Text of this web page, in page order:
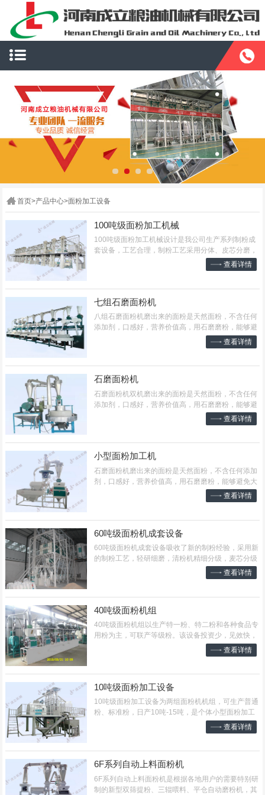
首页>产品中心>面粉加工设备
100吨级面粉加工机械
​100吨级面粉加工机械设计是我公司生产系列制粉成
套设备，工艺合理，制粉工艺采用分体、皮芯分磨，
提高面粉质量。其特点对厂房要求更低，耗电小、产
量高、降低了易损部件的消耗，维修更方便。...
查看详情
七组石磨面粉机
​八组石磨面粉机磨出来的面粉是天然面粉，不含任何
添加剂，口感好，营养价值高，用石磨磨粉，能够避
免大型机械生产面粉时高温高压对面粉营养的破坏，
从而更多保留了面粉中的营养成分。...
查看详情
石磨面粉机
​石磨面粉机双机磨出来的面粉是天然面粉，不含任何
添加剂，口感好，营养价值高，用石磨磨粉，能够避
免大型机械生产面粉时高温高压对面粉营养的破坏，
从而更多保留了面粉中的营养成分。...
查看详情
小型面粉加工机
​石磨面粉机磨出来的面粉是天然面粉，不含任何添加
剂，口感好，营养价值高，用石磨磨粉，能够避免大
型机械生产面粉时高温高压对面粉营养的破坏，从而
查看详情
60吨级面粉机成套设备
​60吨级面粉机成套设备吸收了新的制粉经验，采用新
的制粉工艺，轻研细磨，清粉机精细分级，麦芯分级
分磨，光辊研磨，撞击制粉，可获得高等级专用
查看详情
40吨级面粉机组
​40吨级面粉机组以生产特一粉、特二粉和各种食品专
用粉为主，可联产等级粉。该设备投资少，见效快，
能耗低，效率高，多品种任你选择。...
查看详情
10吨级面粉加工设备
​10吨级面粉加工设备为两组面粉机机组，可生产普通
粉、标准粉，日产10吨-15吨，是个体小型面粉加工
厂的理想设备。该设备投资小、见效快、操作、维修
查看详情
6F系列自动上料面粉机
​6F系列自动上料面粉机是根据各地用户的需要特别研
制的新型双筛提粉、三辊喂料、平仓自动磨粉机，其